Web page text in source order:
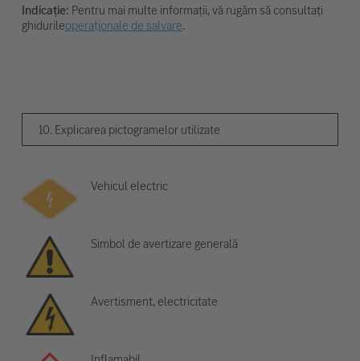
Indicație: Pentru mai multe informații, vă rugăm să consultați
ghidurileoperaționale de salvare.
10. Explicarea pictogramelor utilizate
Vehicul electric
Simbol de avertizare generală
Avertisment, electricitate